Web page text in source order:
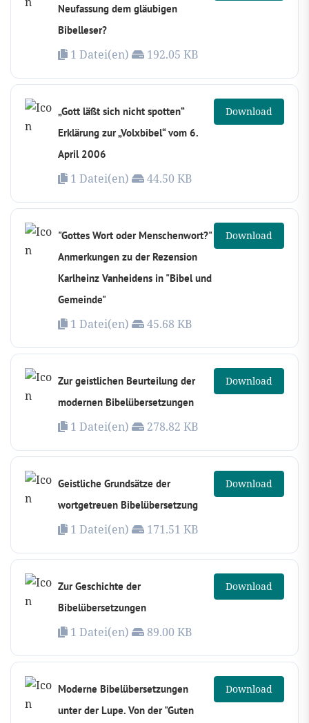
Neufassung dem gläubigen
Bibelleser?
1 Datei(en) 192.05 KB
„Gott läßt sich nicht spotten“
Erklärung zur „Volxbibel“ vom 6.
April 2006
1 Datei(en) 44.50 KB
Download
"Gottes Wort oder Menschenwort?"
Anmerkungen zu der Rezension
Karlheinz Vanheidens in "Bibel und
Gemeinde"
1 Datei(en) 45.68 KB
Download
Zur geistlichen Beurteilung der
modernen Bibelübersetzungen
1 Datei(en) 278.82 KB
Download
Geistliche Grundsätze der
wortgetreuen Bibelübersetzung
1 Datei(en) 171.51 KB
Download
Zur Geschichte der
Bibelübersetzungen
1 Datei(en) 89.00 KB
Download
Moderne Bibelübersetzungen
unter der Lupe. Von der "Guten
Download